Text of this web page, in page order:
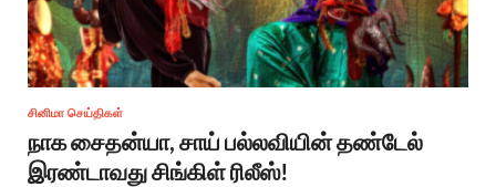
சினிமா செய்திகள்
நாக சைதன்யா, சாய் பல்லவியின் தண்டேல்
இரண்டாவது சிங்கிள் ரிலீஸ்!